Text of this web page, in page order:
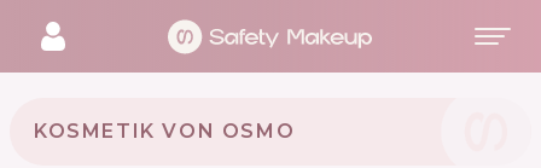
KOSMETIK VON OSMO 🇬🇧